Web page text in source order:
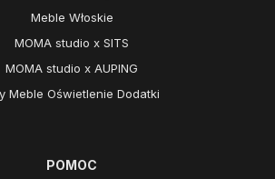
Meble Włoskie
MOMA studio x SITS
MOMA studio x AUPING
Meble Oświetlenie Dodatki
POMOC